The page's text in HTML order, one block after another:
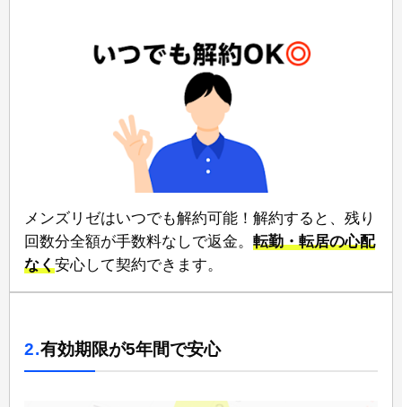
メンズリゼは⁠いつでも解約可能！⁠解約すると、残り
回数分全額が手数料なしで返金。 ⁠転勤・転居の心配
なく⁠安心して契約できます。
2.有効期限が5年間で安心